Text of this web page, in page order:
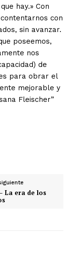
hay.» Con
con
sin avanzar.
poseemos,
nos
de
para obrar el
mejorable y
Fleischer”
La era de los